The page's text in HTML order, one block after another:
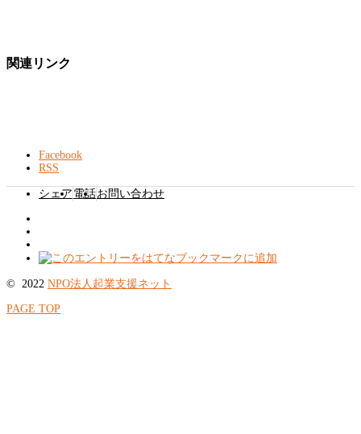
関連リンク
Facebook
RSS
シェア 電話お問い合わせ
© 2022 NPO法人起業支援ネット
PAGE TOP